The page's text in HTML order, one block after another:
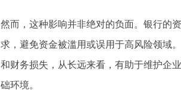
然而，这种影响并非绝对的负面。银行的
求，避免资金被滥用或误用于高风险领域
和财务损失，从长远来看，有助于维护企
础环境。